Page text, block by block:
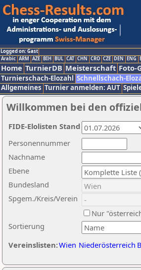
Logged on: Gast
Arabic ARM AZE BIH BUL CAT CHN CRO CZE DEN ENG
Home TurnierDB Meisterschaft Foto-
Turnierschach-Elozahl Schnellschach-
Allgemeines Turnier anmelden: AUT
Willkommen bei den
Nachname
Ebene
Sortierung
Personennummer
Bundesland
Spgem./Kreis/Verein
Nur
Vereinslisten:Wien Niederösterreich
FIDE-Elolisten Stand